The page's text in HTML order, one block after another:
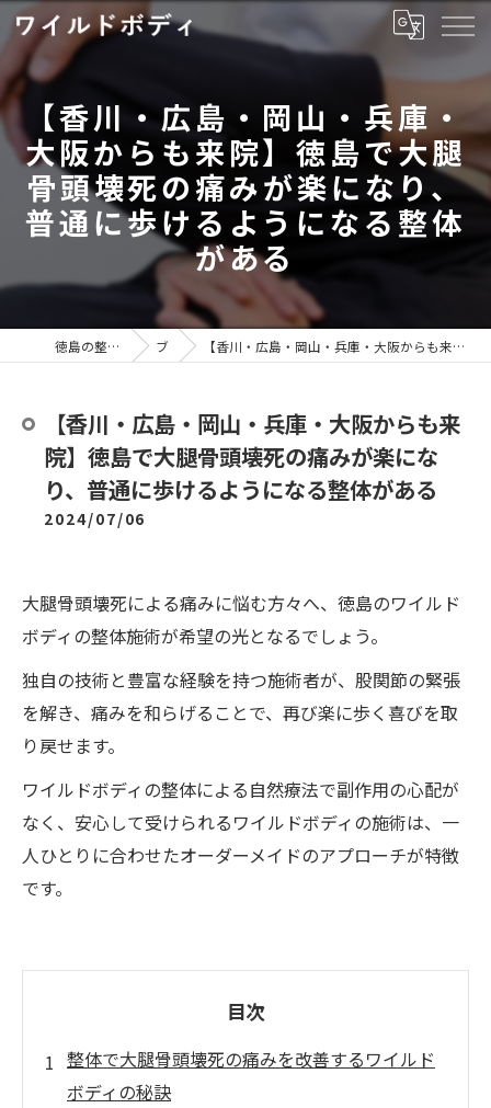
【香川・広島・岡山・兵庫・
大阪からも来院】徳島で大腿
骨頭壊死の痛みが楽になり、
普通に歩けるようになる整体
がある
徳島の整体ならワイルドボディ ブログ 【香川・広島・岡山・兵庫・大阪からも来院】徳島で大腿骨頭壊死の痛みが楽になり、普通に歩けるようになる整体がある
【香川・広島・岡山・兵庫・大阪からも来
院】徳島で大腿骨頭壊死の痛みが楽にな
り、普通に歩けるようになる整体がある
2024/07/06
大腿骨頭壊死による痛みに悩む方々へ、徳島のワイルド
ボディの整体施術が希望の光となるでしょう。
独自の技術と豊富な経験を持つ施術者が、股関節の緊張
を解き、痛みを和らげることで、再び楽に歩く喜びを取
り戻せます。
ワイルドボディの整体による自然療法で副作用の心配が
なく、安心して受けられるワイルドボディの施術は、一
人ひとりに合わせたオーダーメイドのアプローチが特徴
です。
目次
整体で大腿骨頭壊死の痛みを改善するワイルド
ボディの秘訣